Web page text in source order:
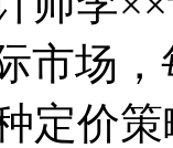
市场
种定价